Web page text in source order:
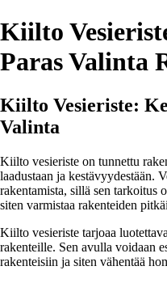
Kiilto
Paras Valinta
Kiilto Vesieriste:
Valinta
Kiilto vesieriste on tunnettu
laadustaan ja kestävyydestään.
rakentamista, sillä sen tarkoitus
siten varmistaa rakenteiden
Kiilto vesieriste tarjoaa
rakenteille. Sen avulla voidaan
rakenteisiin ja siten vähentää